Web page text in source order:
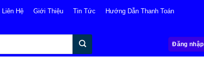
Liên Hệ Giới Thiệu Tin Tức
Hướng Dẫn Thanh Toán
Đăng nhập